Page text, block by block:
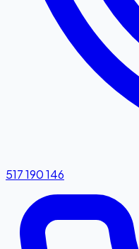
517 190 146